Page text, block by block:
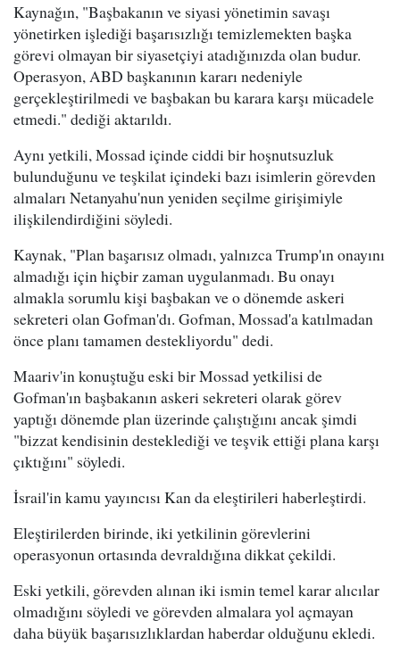
Kaynağın, "Başbakanın ve siyasi yönetimin savaşı
yönetirken işlediği başarısızlığı temizlemekten başka
görevi olmayan bir siyasetçiyi atadığınızda olan budur.
Operasyon, ABD başkanının kararı nedeniyle
gerçekleştirilmedi ve başbakan bu karara karşı mücadele
etmedi." dediği aktarıldı.
Aynı yetkili, Mossad içinde ciddi bir hoşnutsuzluk
bulunduğunu ve teşkilat içindeki bazı isimlerin görevden
almaları Netanyahu'nun yeniden seçilme girişimiyle
ilişkilendirdiğini söyledi.
Kaynak, "Plan başarısız olmadı, yalnızca Trump'ın onayını
almadığı için hiçbir zaman uygulanmadı. Bu onayı
almakla sorumlu kişi başbakan ve o dönemde askeri
sekreteri olan Gofman'dı. Gofman, Mossad'a katılmadan
önce planı tamamen destekliyordu" dedi.
Maariv'in konuştuğu eski bir Mossad yetkilisi de
Gofman'ın başbakanın askeri sekreteri olarak görev
yaptığı dönemde plan üzerinde çalıştığını ancak şimdi
"bizzat kendisinin desteklediği ve teşvik ettiği plana karşı
çıktığını" söyledi.
İsrail'in kamu yayıncısı Kan da eleştirileri haberleştirdi.
Eleştirilerden birinde, iki yetkilinin görevlerini
operasyonun ortasında devraldığına dikkat çekildi.
Eski yetkili, görevden alınan iki ismin temel karar alıcılar
olmadığını söyledi ve görevden almalara yol açmayan
daha büyük başarısızlıklardan haberdar olduğunu ekledi.